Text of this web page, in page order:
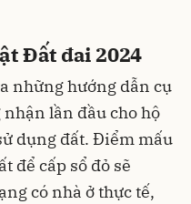
Đất đai 2024
những hướng dẫn cụ
lần đầu cho hộ
dụng đất. Điểm mấu
để cấp sổ đỏ sẽ
có nhà ở thực tế,